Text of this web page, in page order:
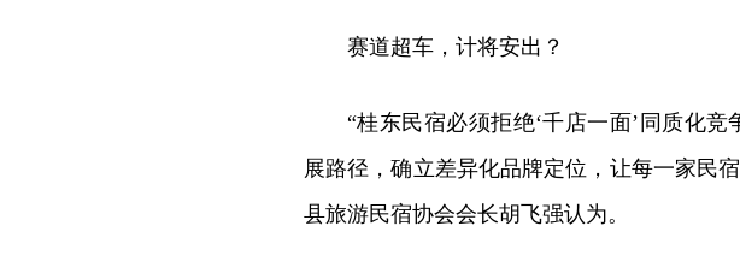
赛道超车，计将安出？
“桂东民宿必须拒绝‘千店⼀⾯’同质化
展路径，确⽴差异化品牌定位，让每⼀家⺠
县旅游民宿协会会长胡飞强认为。